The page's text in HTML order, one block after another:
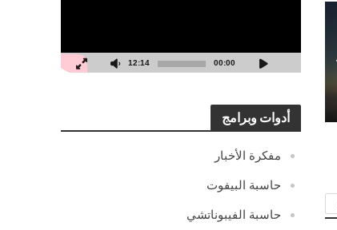
00:00
12:14
أدوات وبرامج
مفكرة الأخبار
حاسبة البيفوت
حاسبة الفيبوناتشي